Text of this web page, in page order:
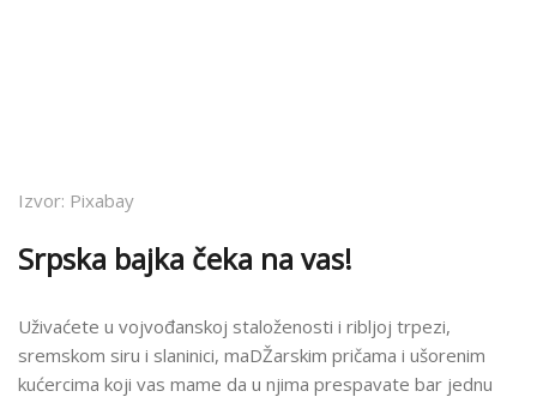
Izvor: Pixabay
Srpska bajka čeka na vas!
Uživaćete u vojvođanskoj staloženosti i ribljoj trpezi,
sremskom siru i slaninici, maDŽarskim pričama i ušorenim
kućercima koji vas mame da u njima prespavate bar jednu